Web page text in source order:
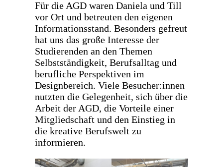
Für die AGD waren Daniela und Till
vor Ort und betreuten den eigenen
Informationsstand. Besonders gefreut
hat uns das große Interesse der
Studierenden an den Themen
Selbstständigkeit, Berufsalltag und
berufliche Perspektiven im
Designbereich. Viele Besucher:innen
nutzten die Gelegenheit, sich über die
Arbeit der AGD, die Vorteile einer
Mitgliedschaft und den Einstieg in
die kreative Berufswelt zu
informieren.